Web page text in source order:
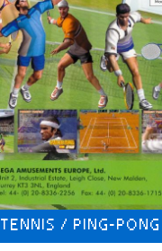
TENNIS / PING-PONG